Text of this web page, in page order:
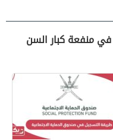
منفعة كبار السن